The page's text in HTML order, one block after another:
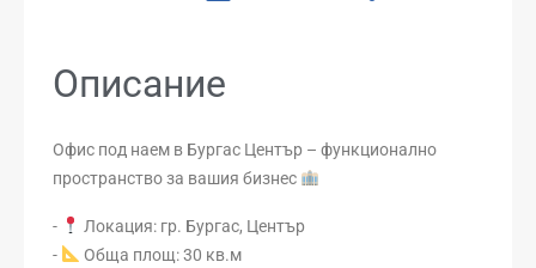
Описание
Офис под наем в Бургас Център – функционално
пространство за вашия бизнес
-
Локация: гр. Бургас, Център
-
Обща площ: 30 кв.м